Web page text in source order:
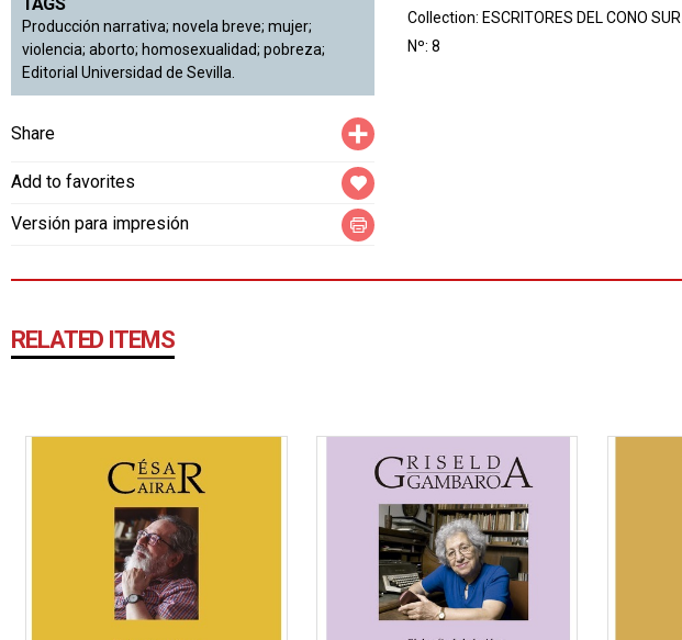
TAGS
Producción narrativa; novela breve; mujer;
violencia; aborto; homosexualidad; pobreza;
Editorial Universidad de Sevilla.
Share
Add to favorites
Versión para impresión
Collection: ESCRITORES DEL CONO SUR
Nº: 8
RELATED ITEMS